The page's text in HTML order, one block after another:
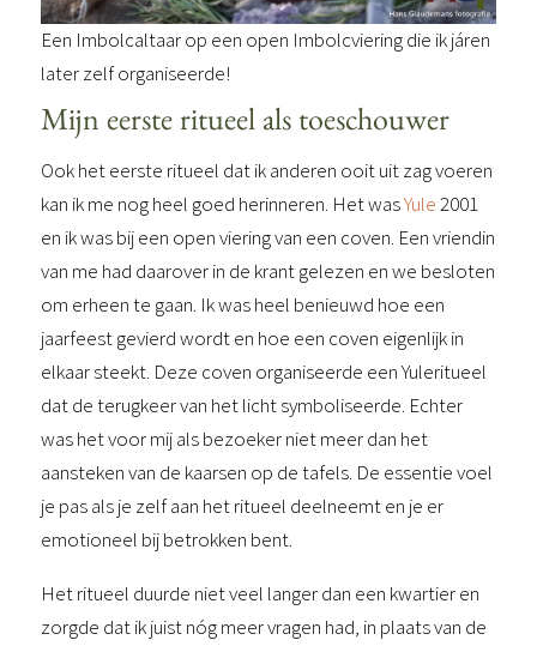
Een Imbolcaltaar op een open Imbolcviering die ik járen
later zelf organiseerde!
Mijn eerste ritueel als toeschouwer
Ook het eerste ritueel dat ik anderen ooit uit zag voeren
kan ik me nog heel goed herinneren. Het wasYule2001
en ik was bij een open viering van een coven. Een vriendin
van me had daarover in de krant gelezen en we besloten
om erheen te gaan. Ik was heel benieuwd hoe een
jaarfeest gevierd wordt en hoe een coven eigenlijk in
elkaar steekt. Deze coven organiseerde een Yuleritueel
dat de terugkeer van het licht symboliseerde. Echter
was het voor mij als bezoeker niet meer dan het
aansteken van de kaarsen op de tafels. De essentie voel
je pas als je zelf aan het ritueel deelneemt en je er
emotioneel bij betrokken bent.
Het ritueel duurde niet veel langer dan een kwartier en
zorgde dat ik juist nóg meer vragen had, in plaats van de